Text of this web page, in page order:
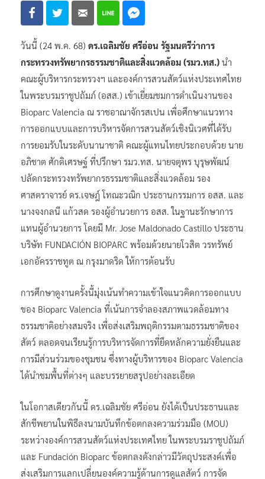
วันนี้ (24 พ.ค. 68) ดร.เฉลิมชัย ศรีอ่อน รัฐมนตรีว่าการ
กระทรวงทรัพยากรธรรมชาติและสิ่งแวดล้อม (รมว.ทส.) นำ
คณะผู้บริหารกระทรวงฯ และองค์การสวนสัตว์แห่งประเทศไทย
ในพระบรมราชูปถัมภ์ (อสส.) เข้าเยี่ยมชมการดำเนินงานของ
Bioparc Valencia ณ ราชอาณาจักรสเปน เพื่อศึกษาแนวทาง
การออกแบบและการบริหารจัดการสวนสัตว์เชิงนิเวศที่ได้รับ
การยอมรับในระดับนานาชาติ คณะผู้แทนไทยประกอบด้วย นาย
อภิชาต ศักดิเศรษฐ์ ที่ปรึกษา รมว.ทส. นายจตุพร บุรุษพัฒน์
ปลัดกระทรวงทรัพยากรธรรมชาติและสิ่งแวดล้อม รอง
ศาสตราจารย์ ดร.เจษฎ์ โทณะวณิก ประธานกรรมการ อสส. และ
นางจงกลนี แก้วสด รองผู้อำนวยการ อสส. ในฐานะรักษาการ
แทนผู้อำนวยการ โดยมี Mr. Jose Maldonado Castillo ประธาน
บริษัท FUNDACIÓN BIOPARC พร้อมด้วยนายโวสิต วรทรัพย์
เอกอัครราชทูต ณ กรุงมาดริด ให้การต้อนรับ
การศึกษาดูงานครั้งนี้มุ่งเน้นทำความเข้าใจแนวคิดการออกแบบ
ของ Bioparc Valencia ที่เน้นการจำลองสภาพแวดล้อมทาง
ธรรมชาติอย่างสมจริง เพื่อส่งเสริมพฤติกรรมตามธรรมชาติของ
สัตว์ ตลอดจนเรียนรู้การบริหารจัดการที่ยึดหลักความยั่งยืนและ
การมีส่วนร่วมของชุมชน ซึ่งทางผู้บริหารของ Bioparc Valencia
ได้นำชมพื้นที่ต่างๆ และบรรยายสรุปอย่างละเอียด
ในโอกาสเดียวกันนี้ ดร.เฉลิมชัย ศรีอ่อน ยังได้เป็นประธานและ
สักขีพยานในพิธีลงนามบันทึกข้อตกลงความร่วมมือ (MOU)
ระหว่างองค์การสวนสัตว์แห่งประเทศไทย ในพระบรมราชูปถัมภ์
และ Fundación Bioparc ข้อตกลงดังกล่าวมีวัตถุประสงค์เพื่อ
ส่งเสริมการแลกเปลี่ยนองค์ความรู้ด้านการดูแลสัตว์ การจัด